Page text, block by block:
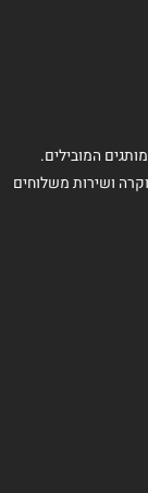
המובילים.
ושירות משלוחים